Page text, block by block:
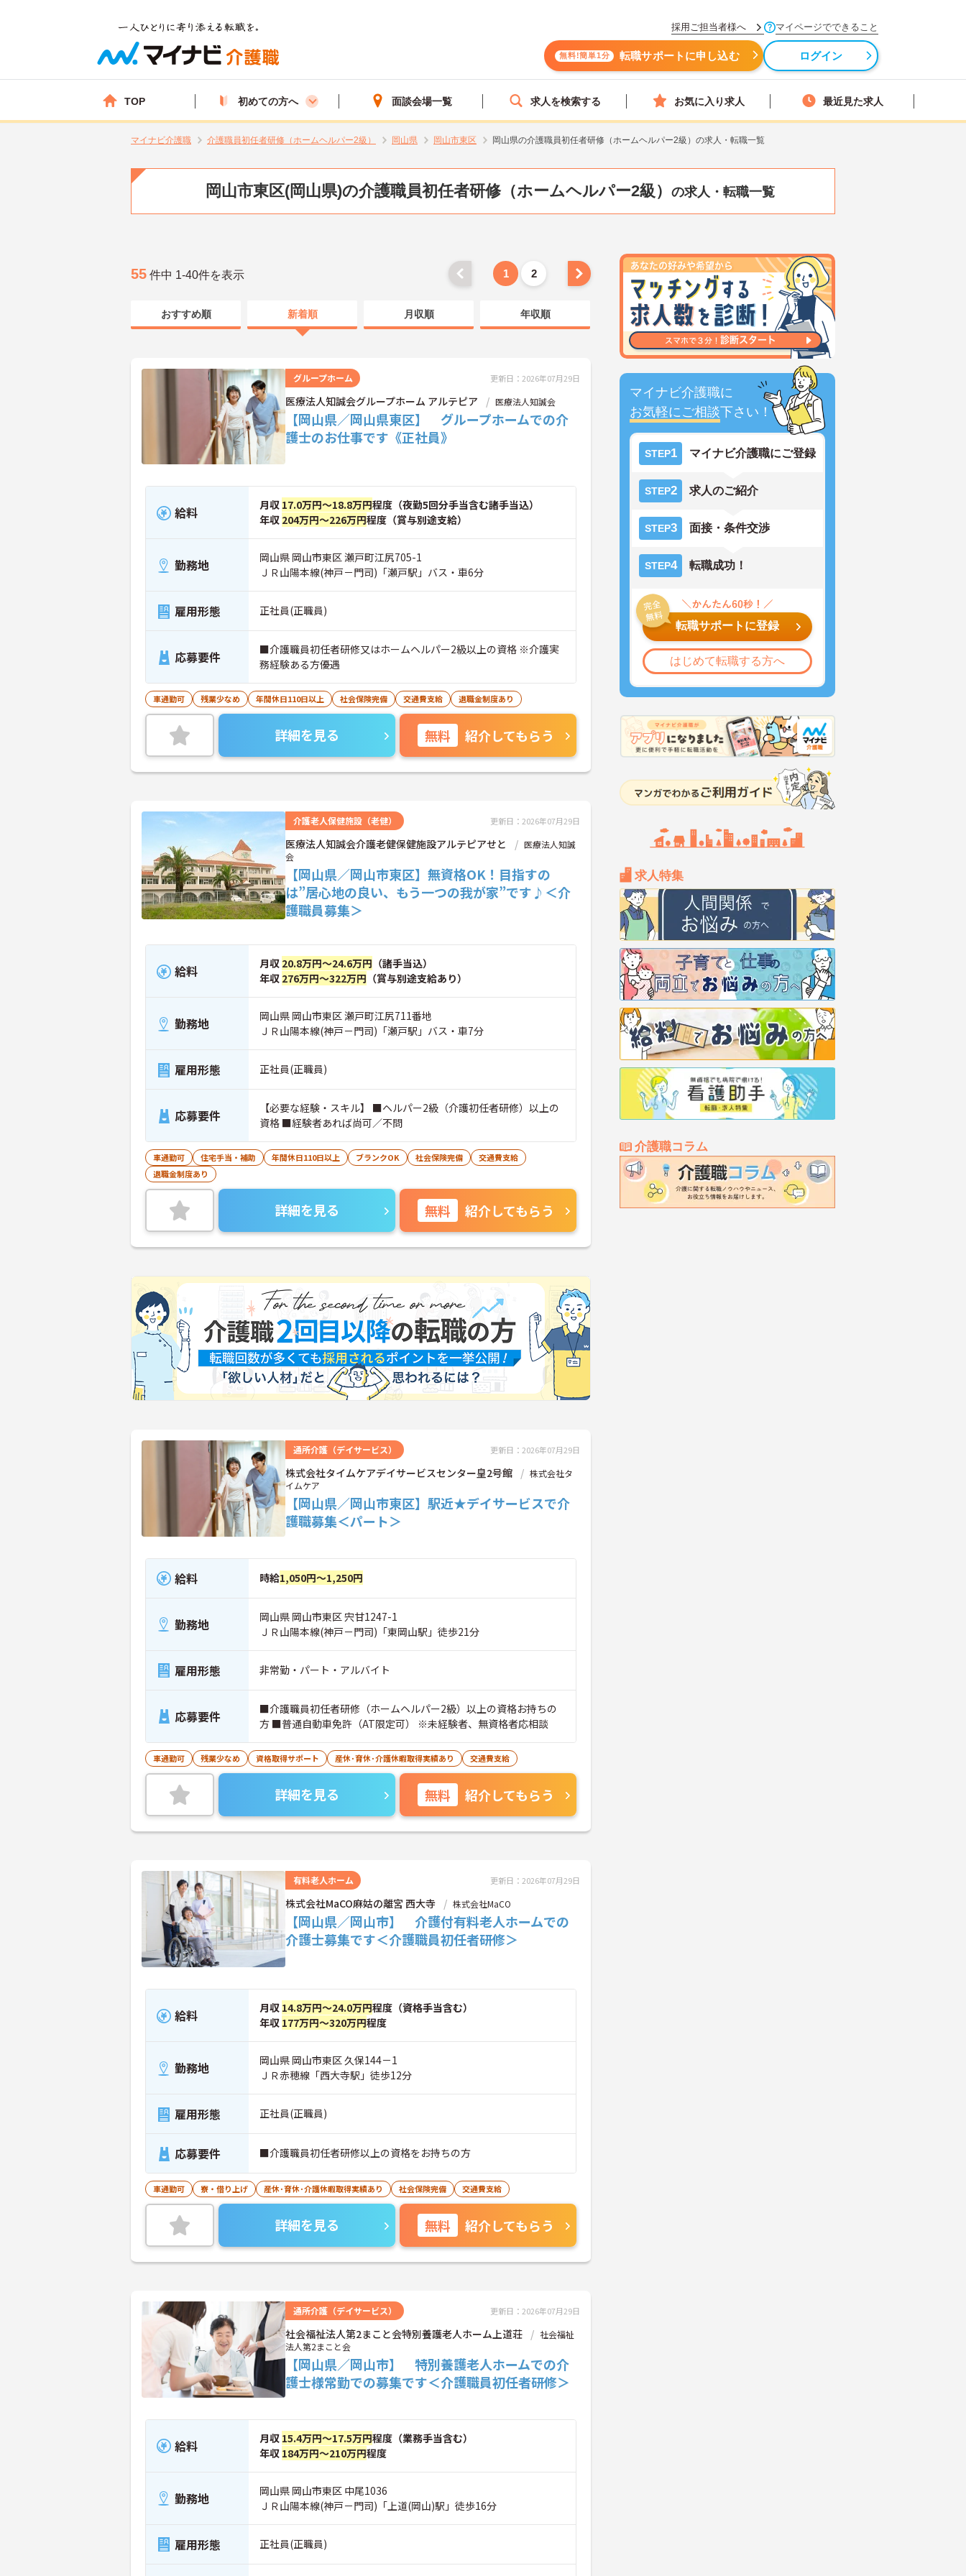
採用ご担当者様へ マイページでできること
無料!簡単1分 転職サポートに申し込む ログイン
TOP 初めての方へ 面談会場一覧 求人を検索する お気に入り求人 最近見た求人
マイナビ介護職 介護職員初任者研修（ホームヘルパー2級） 岡山県 岡山市東区 岡山県の介護職員初任者研修（ホームヘルパー2級）の求人・転職一覧
岡山市東区(岡山県)の介護職員初任者研修（ホームヘルパー2級） の求人・転職一覧
マイナビ介護職に
お気軽にご相談下さい！
STEP1 マイナビ介護職にご登録
STEP2 求人のご紹介
STEP3 面接・条件交渉
STEP4 転職成功！
転職サポートに登録
はじめて転職する方へ
求人特集
介護職コラム
55 件中 1-40件を表示 1 2
おすすめ順 新着順 月収順 年収順
グループホーム 更新日：2026年07月29日
医療法人知誠会グループホーム アルテピア 医療法人知誠会
【岡山県／岡山県東区】 グループホームでの介
護士のお仕事です《正社員》
給料 月収 17.0万円～18.8万円程度（夜勤5回分手当含む諸手当込）
年収 204万円～226万円程度（賞与別途支給）
勤務地
岡山県 岡山市東区 瀬戸町江尻705-1
ＪＲ山陽本線(神戸－門司)「瀬戸駅」バス・車6分
雇用形態 正社員(正職員)
応募要件
■介護職員初任者研修又はホームヘルパー2級以上の資格 ※介護実
務経験ある方優遇
車通勤可 残業少なめ 年間休日110日以上 社会保険完備 交通費支給 退職金制度あり
詳細を見る 無料 紹介してもらう
介護老人保健施設（老健） 更新日：2026年07月29日
医療法人知誠会介護老健保健施設アルテピアせと
医療法人知誠
会
【岡山県／岡山市東区】無資格OK！目指すの
は”居心地の良い、もう一つの我が家”です♪＜介
護職員募集＞
給料 月収 20.8万円～24.6万円 （諸手当込）
年収 276万円～322万円 （賞与別途支給あり）
勤務地
岡山県 岡山市東区 瀬戸町江尻711番地
ＪＲ山陽本線(神戸－門司)「瀬戸駅」バス・車7分
雇用形態 正社員(正職員)
応募要件
【必要な経験・スキル】 ■ヘルパー2級（介護初任者研修）以上の
資格 ■経験者あれば尚可／不問
車通勤可 住宅手当・補助 年間休日110日以上 ブランクOK 社会保険完備
交通費支給
退職金制度あり
詳細を見る 無料 紹介してもらう
通所介護（デイサービス） 更新日：2026年07月29日
株式会社タイムケアデイサービスセンター皇2号館
株式会社タ
イムケア
【岡山県／岡山市東区】駅近★デイサービスで介
護職募集＜パート＞
給料 時給1,050円～1,250円
勤務地
岡山県 岡山市東区 宍甘1247-1
ＪＲ山陽本線(神戸－門司)「東岡山駅」徒歩21分
雇用形態 非常勤・パート・アルバイト
応募要件
■介護職員初任者研修（ホームヘルパー2級）以上の資格お持ちの
方 ■普通自動車免許（AT限定可） ※未経験者、無資格者応相談
車通勤可 残業少なめ 資格取得サポート 産休･育休･介護休暇取得実績あり 交通費支給
詳細を見る 無料 紹介してもらう
有料老人ホーム 更新日：2026年07月29日
株式会社MaCO麻姑の離宮 西大寺 株式会社MaCO
【岡山県／岡山市】 介護付有料老人ホームでの
介護士募集です＜介護職員初任者研修＞
給料 月収 14.8万円～24.0万円程度（資格手当含む）
年収 177万円～320万円程度
勤務地
岡山県 岡山市東区 久保144－1
ＪＲ赤穂線「西大寺駅」徒歩12分
雇用形態 正社員(正職員)
応募要件 ■介護職員初任者研修以上の資格をお持ちの方
車通勤可 寮・借り上げ 産休･育休･介護休暇取得実績あり 社会保険完備 交通費支給
詳細を見る 無料 紹介してもらう
通所介護（デイサービス） 更新日：2026年07月29日
社会福祉法人第2まこと会特別養護老人ホーム上道荘
社会福祉
法人第2まこと会
【岡山県／岡山市】 特別養護老人ホームでの介
護士様常勤での募集です＜介護職員初任者研修＞
給料 月収 15.4万円～17.5万円程度（業務手当含む）
年収 184万円～210万円程度
勤務地
岡山県 岡山市東区 中尾1036
ＪＲ山陽本線(神戸－門司)「上道(岡山)駅」徒歩16分
雇用形態 正社員(正職員)